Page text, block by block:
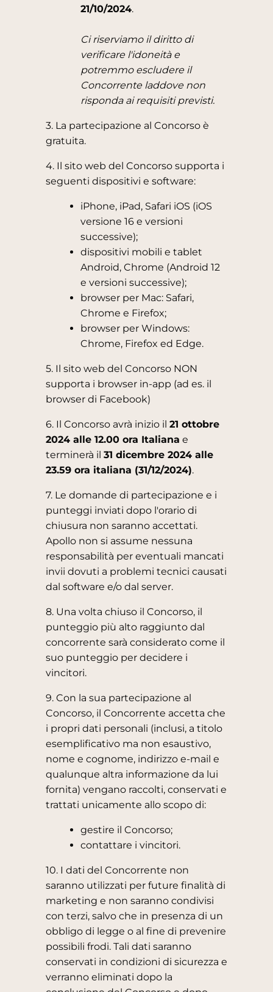
21/10/2024.
Ci riserviamo il diritto di
verificare l'idoneità e
potremmo escludere il
Concorrente laddove non
risponda ai requisiti previsti.
3. La partecipazione al Concorso è
gratuita.
4. Il sito web del Concorso supporta i
seguenti dispositivi e software:
iPhone, iPad, Safari iOS (iOS
versione 16 e versioni
successive);
dispositivi mobili e tablet
Android, Chrome (Android 12
e versioni successive);
browser per Mac: Safari,
Chrome e Firefox;
browser per Windows:
Chrome, Firefox ed Edge.
5. Il sito web del Concorso NON
supporta i browser in-app (ad es. il
browser di Facebook)
6. Il Concorso avrà inizio il 21 ottobre
2024 alle 12.00 ora Italiana e
terminerà il 31 dicembre 2024 alle
23.59 ora italiana (31/12/2024).
7. Le domande di partecipazione e i
punteggi inviati dopo l'orario di
chiusura non saranno accettati.
Apollo non si assume nessuna
responsabilità per eventuali mancati
invii dovuti a problemi tecnici causati
dal software e/o dal server.
8. Una volta chiuso il Concorso, il
punteggio più alto raggiunto dal
concorrente sarà considerato come il
suo punteggio per decidere i
vincitori.
9. Con la sua partecipazione al
Concorso, il Concorrente accetta che
i propri dati personali (inclusi, a titolo
esemplificativo ma non esaustivo,
nome e cognome, indirizzo e-mail e
qualunque altra informazione da lui
fornita) vengano raccolti, conservati e
trattati unicamente allo scopo di:
gestire il Concorso;
contattare i vincitori.
10. I dati del Concorrente non
saranno utilizzati per future finalità di
marketing e non saranno condivisi
con terzi, salvo che in presenza di un
obbligo di legge o al fine di prevenire
possibili frodi. Tali dati saranno
conservati in condizioni di sicurezza e
verranno eliminati dopo la